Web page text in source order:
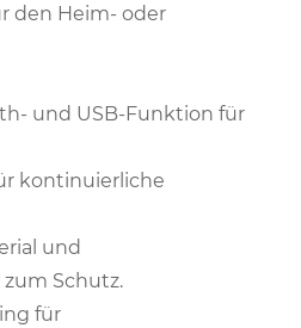
den Heim- oder
und USB-Funktion für
kontinuierliche
und
Schutz.
für